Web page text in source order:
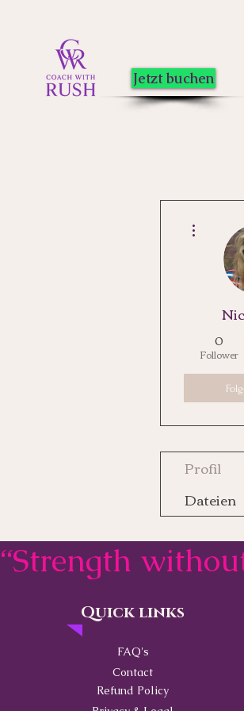
Jetzt buchen
0
Follower
Profil
Dateien
ContactQuick links
FAQ's
Contact
Refund Policy
“Strength